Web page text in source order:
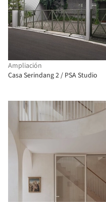
Ampliación
Casa Serindang 2 / PSA Studio